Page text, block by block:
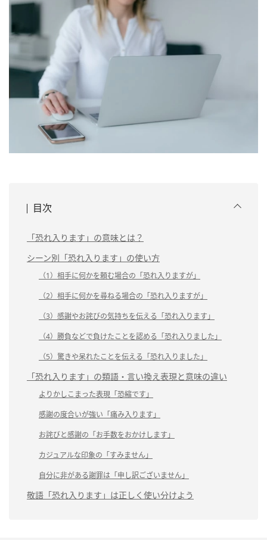
目次
「恐れ入ります」の意味とは？
シーン別「恐れ入ります」の使い方
（1）相手に何かを頼む場合の「恐れ入りますが」
（2）相手に何かを尋ねる場合の「恐れ入りますが」
（3）感謝やお詫びの気持ちを伝える「恐れ入ります」
（4）勝負などで負けたことを認める「恐れ入りました」
（5）驚きや呆れたことを伝える「恐れ入りました」
「恐れ入ります」の類語・言い換え表現と意味の違い
よりかしこまった表現「恐縮です」
感謝の度合いが強い「痛み入ります」
お詫びと感謝の「お手数をおかけします」
カジュアルな印象の「すみません」
自分に非がある謝罪は「申し訳ございません」
敬語「恐れ入ります」は正しく使い分けよう